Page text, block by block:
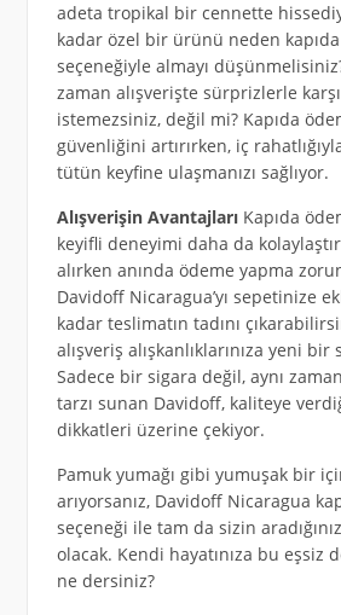
adeta tropikal bir cennette
kadar özel bir ürünü neden
seçeneğiyle almayı
zaman alışverişte sürprizlerle
istemezsiniz, değil mi? Kapıda
güvenliğini artırırken, iç
tütün keyfine ulaşmanızı sağlıyor.
Alışverişin AvantajlarıKapıda
keyifli deneyimi daha da
alırken anında ödeme yapma
Davidoff Nicaragua’yı sepetinize
kadar teslimatın tadını
alışveriş alışkanlıklarınıza yeni
Sadece bir sigara değil, aynı
tarzı sunan Davidoff, kaliteye
dikkatleri üzerine çekiyor.
Pamuk yumağı gibi yumuşak bir
arıyorsanız, Davidoff Nicaragua
seçeneği ile tam da sizin
olacak. Kendi hayatınıza bu eşsiz
ne dersiniz?